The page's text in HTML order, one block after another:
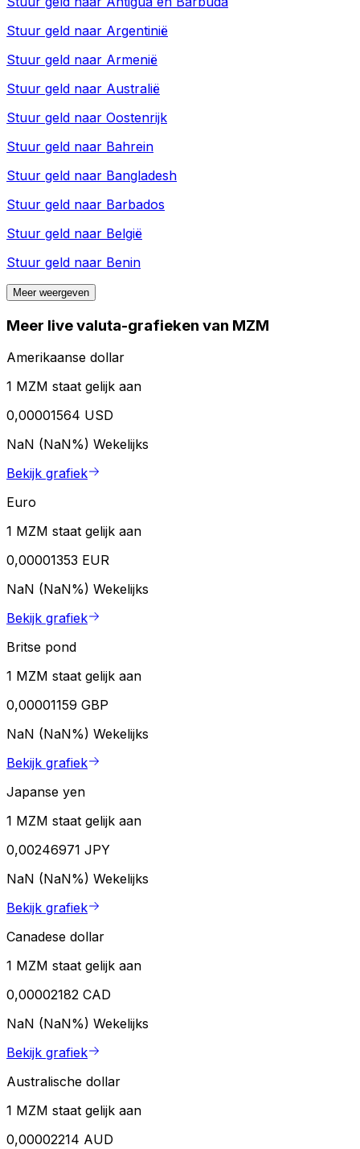
Stuur geld naar Argentinië
Stuur geld naar Armenië
Stuur geld naar Australië
Stuur geld naar Oostenrijk
Stuur geld naar Bahrein
Stuur geld naar Bangladesh
Stuur geld naar Barbados
Stuur geld naar België
Stuur geld naar Benin
Meer weergeven
Meer live valuta-grafieken van MZM
Amerikaanse dollar
1 MZM staat gelijk aan
0,00001564 USD
NaN (NaN%) Wekelijks
Bekijk grafiek
Euro
1 MZM staat gelijk aan
0,00001353 EUR
NaN (NaN%) Wekelijks
Bekijk grafiek
Britse pond
1 MZM staat gelijk aan
0,00001159 GBP
NaN (NaN%) Wekelijks
Bekijk grafiek
Japanse yen
1 MZM staat gelijk aan
0,00246971 JPY
NaN (NaN%) Wekelijks
Bekijk grafiek
Canadese dollar
1 MZM staat gelijk aan
0,00002182 CAD
NaN (NaN%) Wekelijks
Bekijk grafiek
Australische dollar
1 MZM staat gelijk aan
0,00002214 AUD